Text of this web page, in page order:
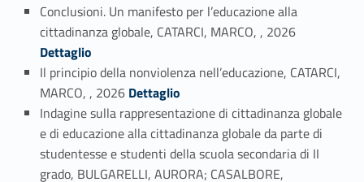
Conclusioni. Un manifesto per l’educazione alla
cittadinanza globale, CATARCI, MARCO, , 2026
Dettaglio
Il principio della nonviolenza nell’educazione, CATARCI,
MARCO, , 2026 Link identifier #identifier_person_83378-2Dettaglio
Indagine sulla rappresentazione di cittadinanza globale
e di educazione alla cittadinanza globale da parte di
studentesse e studenti della scuola secondaria di II
grado, BULGARELLI, AURORA; CASALBORE,